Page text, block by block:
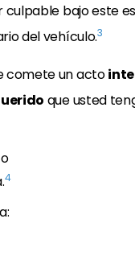
culpable bajo este
del vehículo.3
comete un acto
que usted
4